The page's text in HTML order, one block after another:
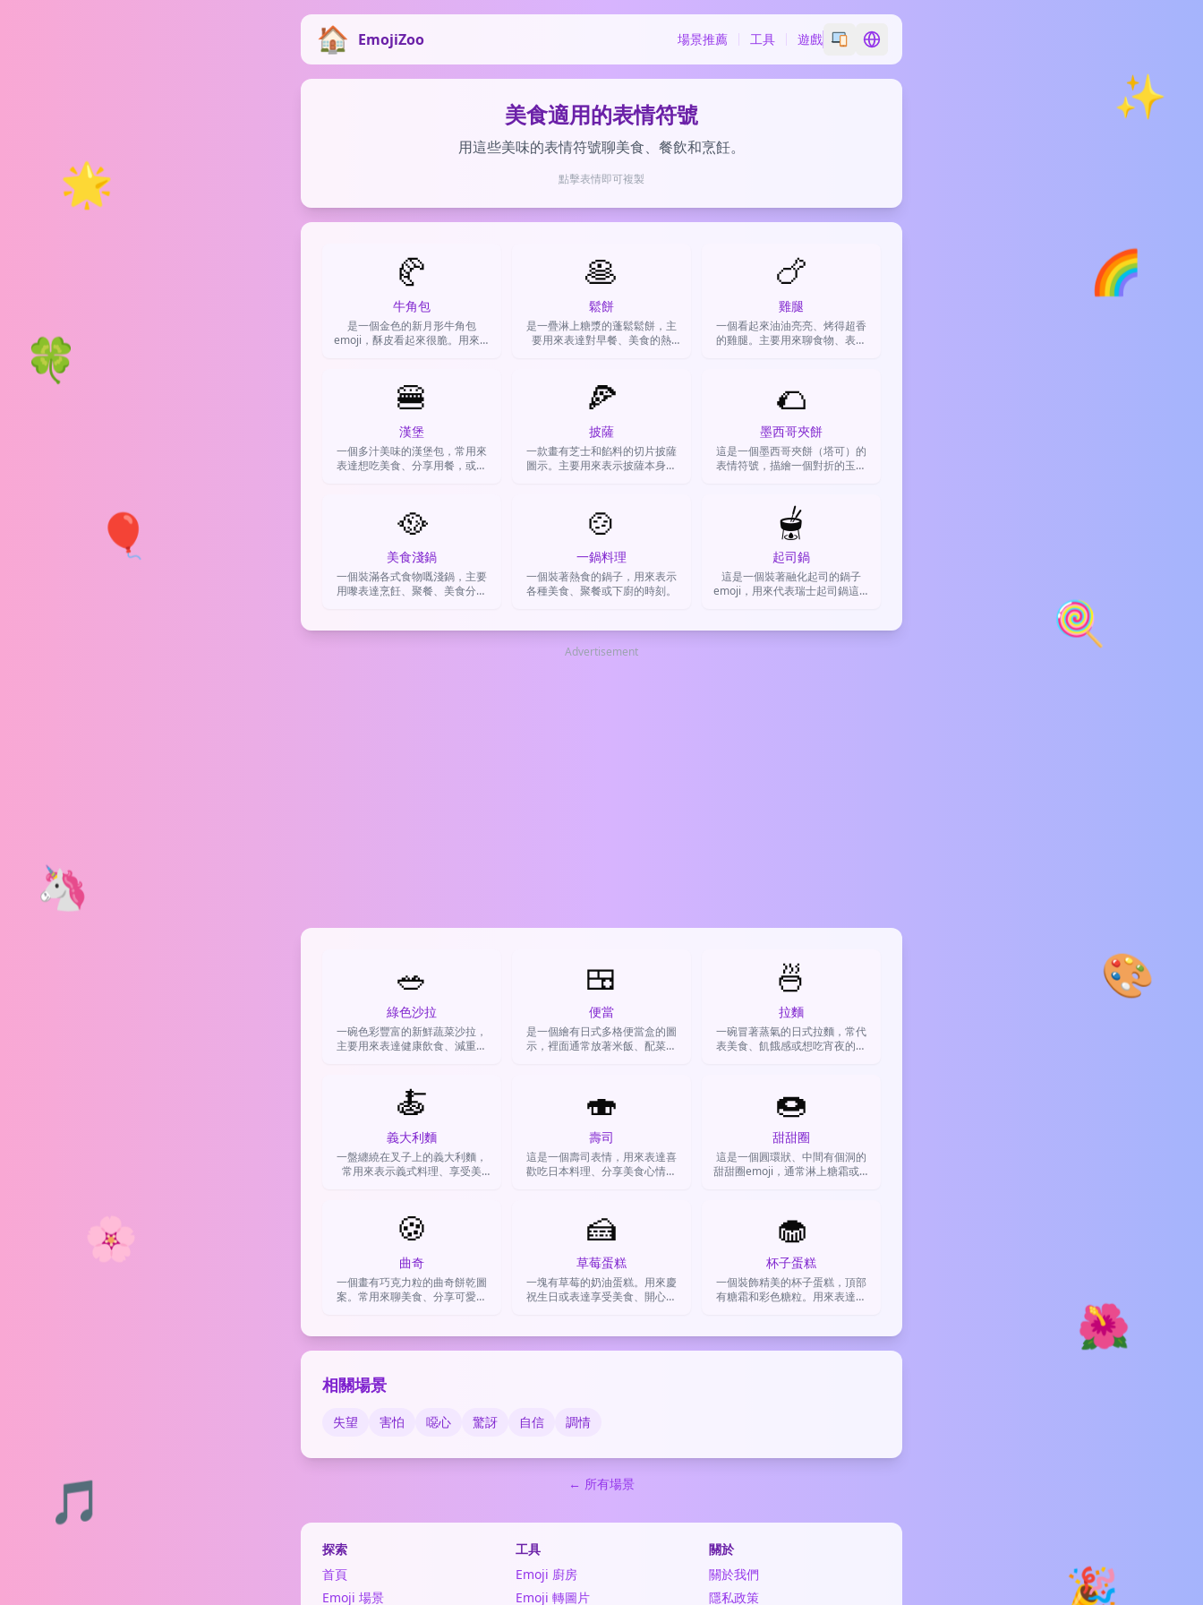
EmojiZoo 場景推薦 工具 遊戲 Switch emoji style
Switch language
🌟
🎈
🦄
🌸
🍀
🎵
🌈
🍭
🎨
🌺
✨
🎉
美食適用的表情符號
用這些美味的表情符號聊美食、餐飲和烹飪。
點擊表情即可複製
🥐
牛角包
是一個金色的新月形牛角包
emoji，酥皮看起來很脆。用來表
🥞
鬆餅
是一疊淋上糖漿的蓬鬆鬆餅，主
要用來表達對早餐、美食的熱
🍗
雞腿
一個看起來油油亮亮、烤得超香
的雞腿。主要用來聊食物、表達
🍔
漢堡
一個多汁美味的漢堡包，常用來
表達想吃美食、分享用餐，或是
🍕
披薩
一款畫有芝士和餡料的切片披薩
圖示。主要用來表示披薩本身、
🌮
墨西哥夾餅
這是一個墨西哥夾餅（塔可）的
表情符號，描繪一個對折的玉米
達飢餓感。
🥘
美食淺鍋
一個裝滿各式食物嘅淺鍋，主要
用嚟表達烹飪、聚餐、美食分享
🍲
一鍋料理
一個裝著熱食的鍋子，用來表示
各種美食、聚餐或下廚的時刻。
🫕
起司鍋
這是一個裝著融化起司的鍋子
emoji，用來代表瑞士起司鍋這道
Advertisement
🥗
綠色沙拉
一碗色彩豐富的新鮮蔬菜沙拉，
主要用來表達健康飲食、減重餐
🍱
便當
是一個繪有日式多格便當盒的圖
示，裡面通常放著米飯、配菜。
🍜
拉麵
一碗冒著蒸氣的日式拉麵，常代
表美食、飢餓感或想吃宵夜的衝
🍝
義大利麵
一盤纏繞在叉子上的義大利麵，
常用來表示義式料理、享受美
🍣
壽司
這是一個壽司表情，用來表達喜
歡吃日本料理、分享美食心情或
🍩
甜甜圈
這是一個圓環狀、中間有個洞的
甜甜圈emoji，通常淋上糖霜或巧
🍪
曲奇
一個畫有巧克力粒的曲奇餅乾圖
案。常用來聊美食、分享可愛心
🍰
草莓蛋糕
一塊有草莓的奶油蛋糕。用來慶
祝生日或表達享受美食、開心時
🧁
杯子蛋糕
一個裝飾精美的杯子蛋糕，頂部
有糖霜和彩色糖粒。用來表達甜
相關場景
失望 害怕 噁心 驚訝 自信 調情
← 所有場景
探索
首頁
Emoji 場景
工具
Emoji 廚房
Emoji 轉圖片
關於
關於我們
隱私政策